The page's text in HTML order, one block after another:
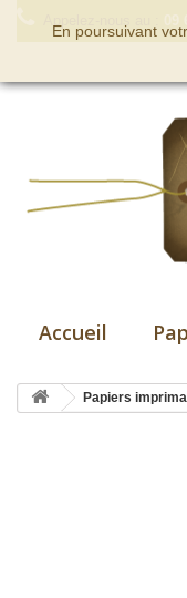
Accueil
Papiers
En poursuivant